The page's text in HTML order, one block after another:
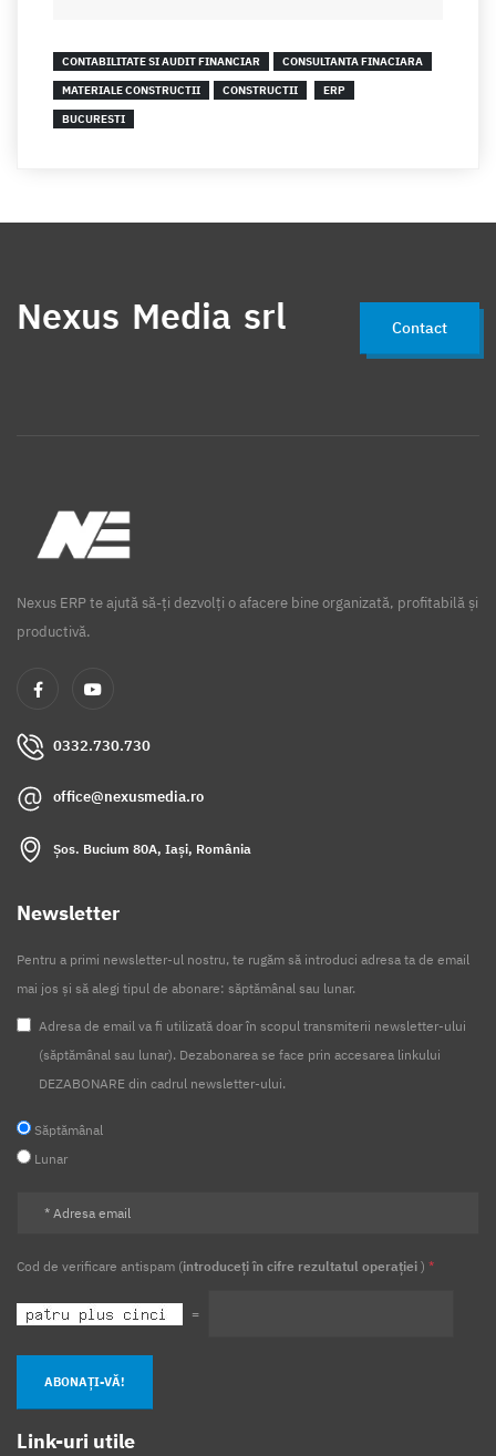
CONTABILITATE SI AUDIT FINANCIAR
CONSULTANTA FINACIARA
MATERIALE CONSTRUCTII
CONSTRUCTII
ERP
BUCURESTI
Nexus Media srl Contact
Nexus ERP te ajută să-ți dezvolți o afacere bine organizată, profitabilă și
productivă.
0332.730.730
office@nexusmedia.ro
Șos. Bucium 80A, Iași, România
Newsletter
Pentru a primi newsletter-ul nostru, te rugăm să introduci adresa ta de email
mai jos și să alegi tipul de abonare: săptămânal sau lunar.
Adresa de email va fi utilizată doar în scopul transmiterii newsletter-ului
(săptămânal sau lunar). Dezabonarea se face prin accesarea linkului
DEZABONARE din cadrul newsletter-ului.
Săptămânal
Lunar
Cod de verificare antispam (introduceți în cifre rezultatul operației ) *
=
ABONAȚI-VĂ!
Link-uri utile